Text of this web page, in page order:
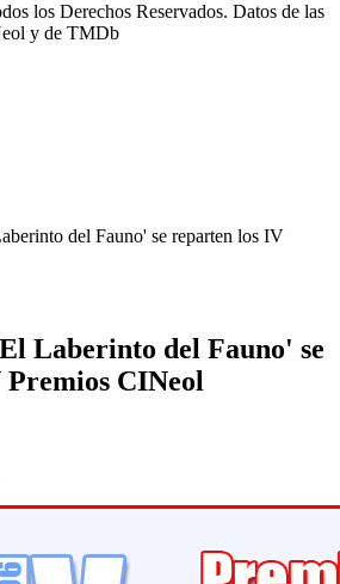
los Derechos Reservados. Datos de las
y de TMDb
del Fauno' se reparten los IV
Laberinto del Fauno' se
CINeol